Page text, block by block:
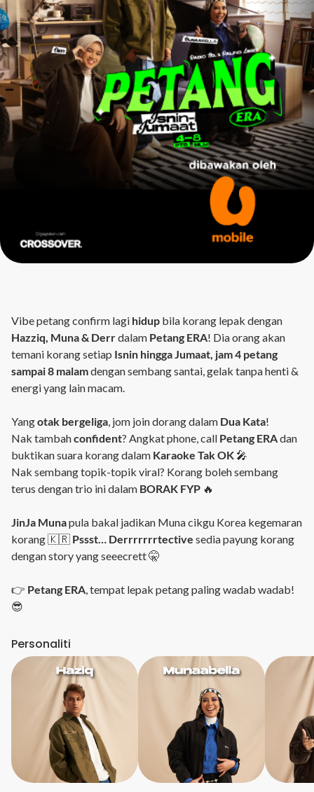
Vibe petang confirm lagi hidup bila korang lepak dengan
Hazziq, Muna & Derrdalam Petang ERA! Dia orang akan
temani korang setiap Isnin hingga Jumaat, jam 4 petang
sampai 8 malamdengan sembang santai, gelak tanpa henti &
energi yang lain macam.
Yangotak bergeliga , jom join dorang dalam Dua Kata!
Nak tambahconfident? Angkat phone, call Petang ERAdan
buktikan suara korang dalam Karaoke Tak OK 🎤
Nak sembang topik-topik viral? Korang boleh sembang
terus dengan trio ini dalam BORAK FYP 🔥
JinJa Munapula bakal jadikan Muna cikgu Korea kegemaran
korang 🇰🇷 Pssst… Derrrrrrrtective sedia payung korang
dengan story yang seeecrett 🤫
👉 Petang ERA , tempat lepak petang paling wadab wadab!
😎
Personaliti